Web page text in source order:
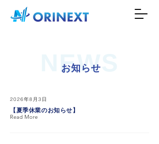
NEWS
お知らせ
2026年8月3日
【夏季休業のお知らせ】
Read More